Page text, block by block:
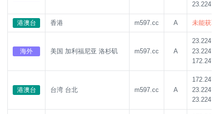
港澳台 香港 m597.cc A 未能获
海外 美国 加利福尼亚 洛杉矶 m597.cc A
港澳台 台湾 台北 m597.cc A